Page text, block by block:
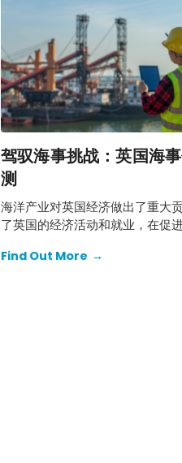
驾驭海事挑战：英国海
测
海洋产业对英国经济做出了重大
了英国的经济活动和就业，在促
要的经济作用。
Find Out More →